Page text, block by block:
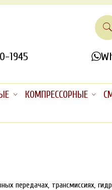
1945
КОМПРЕССОРНЫЕ
передачах, трансмиссиях,